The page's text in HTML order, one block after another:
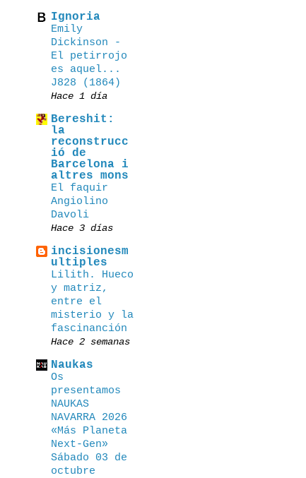
Ignoria
Emily
Dickinson -
El petirrojo
es aquel...
J828 (1864)
Hace 1 día
Bereshit:
la
reconstrucc
ió de
Barcelona i
altres mons
El faquir
Angiolino
Davoli
Hace 3 días
incisionesm
ultiples
Lilith. Hueco
y matriz,
entre el
misterio y la
fascinanción
Hace 2 semanas
Naukas
Os
presentamos
NAUKAS
NAVARRA 2026
«Más Planeta
Next-Gen»
Sábado 03 de
octubre